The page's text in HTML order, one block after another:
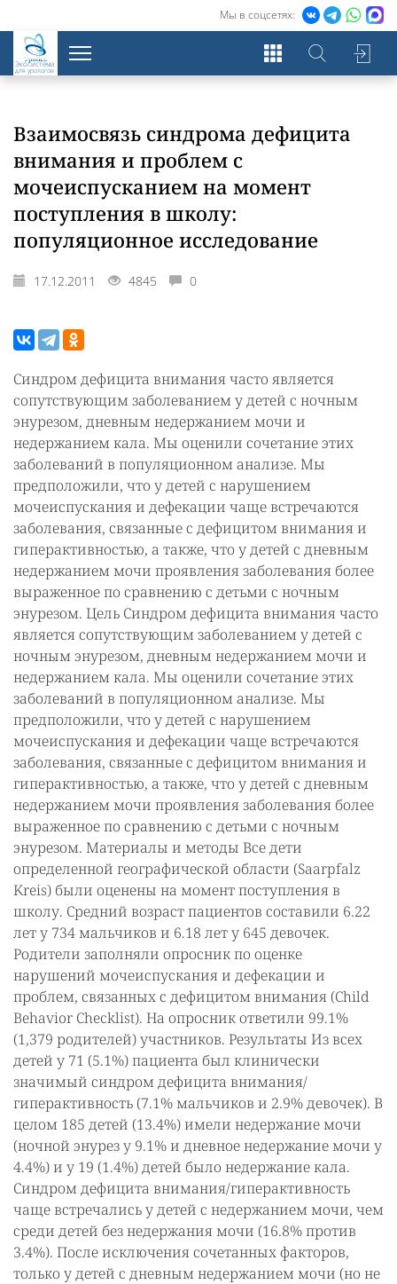
Мы в соцсетях:
Экосистема
для урологов
Взаимосвязь синдрома дефицита
внимания и проблем с
мочеиспусканием на момент
поступления в школу:
популяционное исследование
17.12.2011 4845 0
Синдром дефицита внимания часто является
сопутствующим заболеванием у детей с ночным
энурезом, дневным недержанием мочи и
недержанием кала. Мы оценили сочетание этих
заболеваний в популяционном анализе. Мы
предположили, что у детей с нарушением
мочеиспускания и дефекации чаще встречаются
заболевания, связанные с дефицитом внимания и
гиперактивностью, а также, что у детей с дневным
недержанием мочи проявления заболевания более
выраженное по сравнению с детьми с ночным
энурезом. Цель Синдром дефицита внимания часто
является сопутствующим заболеванием у детей с
ночным энурезом, дневным недержанием мочи и
недержанием кала. Мы оценили сочетание этих
заболеваний в популяционном анализе. Мы
предположили, что у детей с нарушением
мочеиспускания и дефекации чаще встречаются
заболевания, связанные с дефицитом внимания и
гиперактивностью, а также, что у детей с дневным
недержанием мочи проявления заболевания более
выраженное по сравнению с детьми с ночным
энурезом. Материалы и методы Все дети
определенной географической области (Saarpfalz
Kreis) были оценены на момент поступления в
школу. Средний возраст пациентов составили 6.22
лет у 734 мальчиков и 6.18 лет у 645 девочек.
Родители заполняли опросник по оценке
нарушений мочеиспускания и дефекации и
проблем, связанных с дефицитом внимания (Child
Behavior Checklist). На опросник ответили 99.1%
(1,379 родителей) участников. Результаты Из всех
детей у 71 (5.1%) пациента был клинически
значимый синдром дефицита внимания/
гиперактивность (7.1% мальчиков и 2.9% девочек). В
целом 185 детей (13.4%) имели недержание мочи
(ночной энурез у 9.1% и дневное недержание мочи у
4.4%) и у 19 (1.4%) детей было недержание кала.
Синдром дефицита внимания/гиперактивность
чаще встречались у детей с недержанием мочи, чем
среди детей без недержания мочи (16.8% против
3.4%). После исключения сочетанных факторов,
только у детей с дневным недержанием мочи (но не